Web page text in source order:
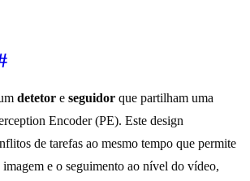
detetor e seguidor que partilham uma
Encoder (PE). Este design
de tarefas ao mesmo tempo que permite
e o seguimento ao nível do vídeo,